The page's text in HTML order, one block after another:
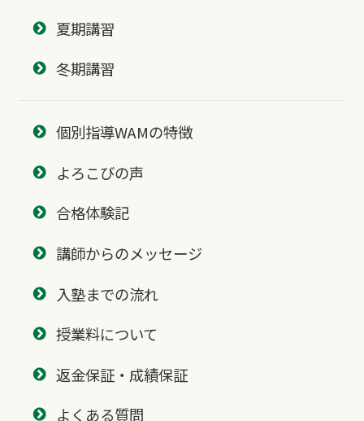
夏期講習
冬期講習
個別指導WAMの特徴
よろこびの声
合格体験記
講師からのメッセージ
入塾までの流れ
授業料について
返金保証・成績保証
よくある質問